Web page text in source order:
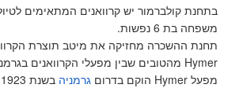
בתחנת קולברמור יש קרוואנים המתאימים
משפחה בת 6 נפשות.
תחנת ההשכרה מחזיקה את מיטב תוצרת
Hymer מהטובים שבין מפעלי הקרוואנים בגרמניה.
מפעל Hymer הוקם בדרום
גרמניה